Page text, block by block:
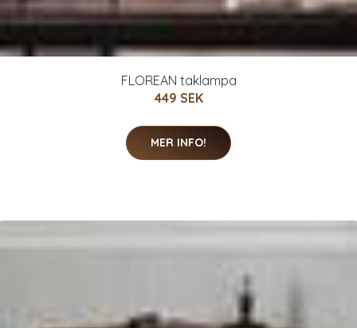
FLOREAN taklampa
449 SEK
MER INFO!